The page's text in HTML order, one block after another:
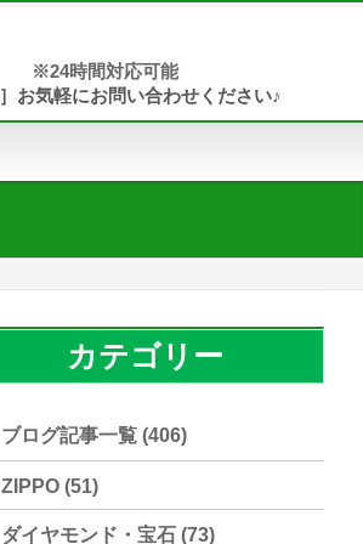
カテゴリー
ブログ記事一覧 (406)
ZIPPO (51)
ダイヤモンド・宝石 (73)